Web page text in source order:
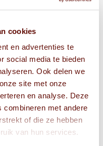
cookies
en advertenties te
social media te bieden
Ook delen we
site met onze
en analyse. Deze
combineren met andere
of die ze hebben
van hun services.